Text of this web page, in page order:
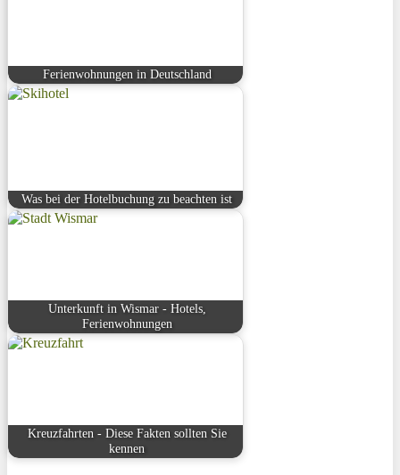
Ferienwohnungen in Deutschland
Was bei der Hotelbuchung zu beachten ist
Unterkunft in Wismar - Hotels,
Ferienwohnungen
Kreuzfahrten - Diese Fakten sollten Sie
kennen